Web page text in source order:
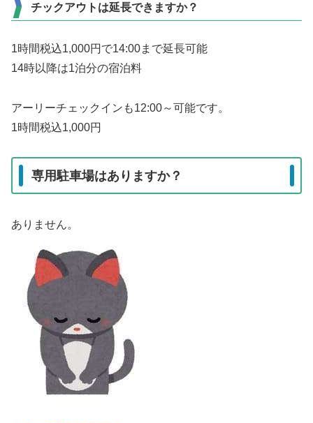
チックアウトは延長できますか？
1時間税込1,000円で14:00まで延長可能
14時以降は1泊分の宿泊料
アーリーチェックインも12:00～可能です。
1時間税込1,000円
専用駐車場はありますか？
ありません。